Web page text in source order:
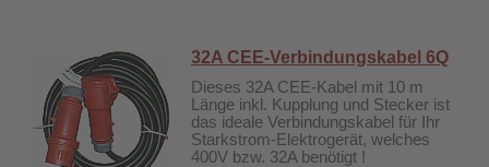
32A CEE-Verbindungskabel 6Q
Dieses 32A CEE-Kabel mit 10 m
Länge inkl. Kupplung und Stecker ist
das ideale Verbindungskabel für Ihr
Starkstrom-Elektrogerät, welches
400V bzw. 32A benötigt !